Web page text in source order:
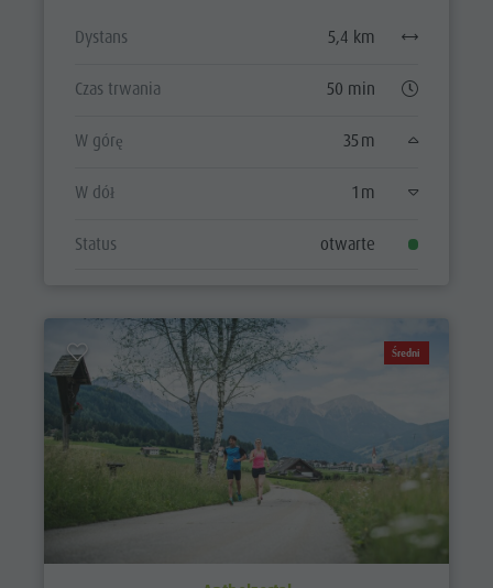
Dystans 5,4 km
Czas trwania 50 min
W górę 35 m
W dół 1 m
Status otwarte
Średni